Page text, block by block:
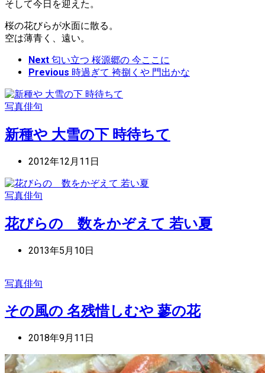
そして今日を迎えた。
桜の花びらが水面に散る。
空は薄青く、遠い。
Next 匂い立つ 桜源郷の 今ここに
Previous 時過ぎて 袴捌くや 門出かな
写真俳句
新種や 大雪の下 時待ちて
2012年12月11日
写真俳句
花びらの 数をかぞえて 若い夏
2013年5月10日
写真俳句
その風の 名残惜しむや 蓼の花
2018年9月11日